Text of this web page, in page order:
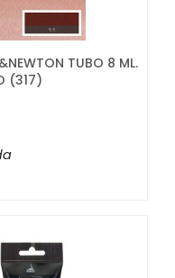
TUBO 8 ML.
(317)